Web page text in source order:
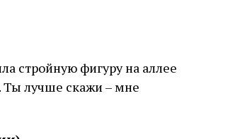
стройную фигуру на аллее
Ты лучше скажи – мне